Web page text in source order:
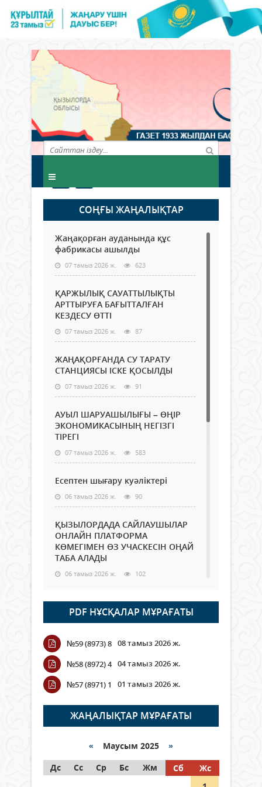
СОҢҒЫ ЖАҢАЛЫҚТАР
Жаңақорған ауданында құс
фабрикасы ашылды
07 тамыз 2026 ж. 623
ҚАРЖЫЛЫҚ САУАТТЫЛЫҚТЫ
АРТТЫРУҒА БАҒЫТТАЛҒАН
КЕЗДЕСУ ӨТТІ
07 тамыз 2026 ж. 87
ЖАҢАҚОРҒАНДА СУ ТАРАТУ
СТАНЦИЯСЫ ІСКЕ ҚОСЫЛДЫ
07 тамыз 2026 ж. 91
АУЫЛ ШАРУАШЫЛЫҒЫ – ӨҢІР
ЭКОНОМИКАСЫНЫҢ НЕГІЗГІ
ТІРЕГІ
07 тамыз 2026 ж. 583
Есептен шығару куәліктері
06 тамыз 2026 ж. 90
ҚЫЗЫЛОРДАДА САЙЛАУШЫЛАР
ОНЛАЙН ПЛАТФОРМА
КӨМЕГІМЕН ӨЗ УЧАСКЕСІН ОҢАЙ
ТАБА АЛАДЫ
06 тамыз 2026 ж. 102
Open Air: Қызылорда облысы
полиция департаменті 20
мыңнан астам көрерменнің
қауіпсіздігін қамтамасыз етті
06 тамыз 2026 ж.
Wi-Fi ҚАБЫРҒА АРҚЫЛЫ ҚАЛАЙ
ӨТЕДІ?
06 тамыз 2026 ж. 279
граждане Казахстана,
05 тамыз 2026 ж. 161
PDF НҰСҚАЛАР МҰРАҒАТЫ
№59 (8973) 8 08 тамыз 2026 ж.
№58 (8972) 4 04 тамыз 2026 ж.
№57 (8971) 1
01 тамыз 2026 ж.
ЖАҢАЛЫҚТАР МҰРАҒАТЫ
« Маусым 2025 »
Дс
Сс Ср Бс Жм Сб
Жс